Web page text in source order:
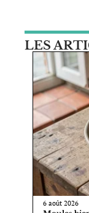
LES
6 août 2026